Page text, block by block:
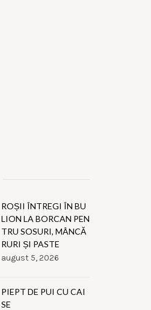
ROȘII ÎNTREGI ÎN BU
LION LA BORCAN PEN
TRU SOSURI, MÂNCĂ
RURI ȘI PASTE
august 5, 2026
PIEPT DE PUI CU CAI
SE